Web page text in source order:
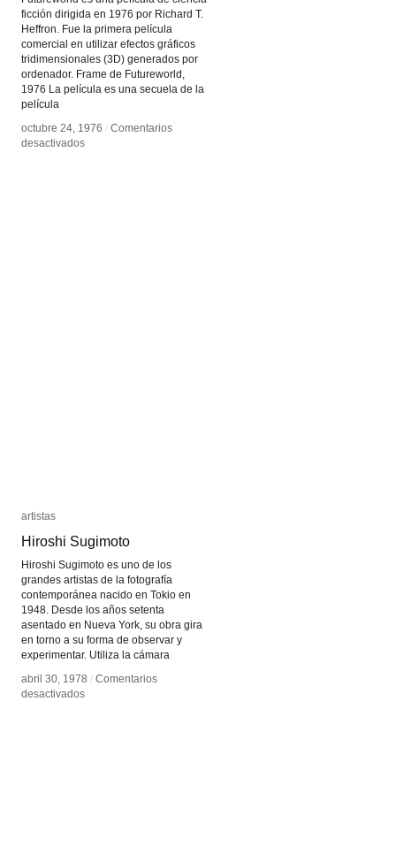
ficción dirigida en 1976 por Richard T.
Heffron. Fue la primera película
comercial en utilizar efectos gráficos
tridimensionales (3D) generados por
ordenador. Frame de Futureworld,
1976 La película es una secuela de la
película
octubre 24, 1976 / Comentarios
desactivadosen
octubre 24, 1976 / Comentarios
desactivadosen
artistas
Hiroshi Sugimoto
Hiroshi Sugimoto es uno de los
grandes artistas de la fotografía
contemporánea nacido en Tokio en
1948. Desde los años setenta
asentado en Nueva York, su obra gira
en torno a su forma de observar y
experimentar. Utiliza la cámara
abril 30, 1978 / Comentarios
desactivadosen
artistas
Hiroshi Sugimoto
abril 30, 1978 / Comentarios
desactivadosen